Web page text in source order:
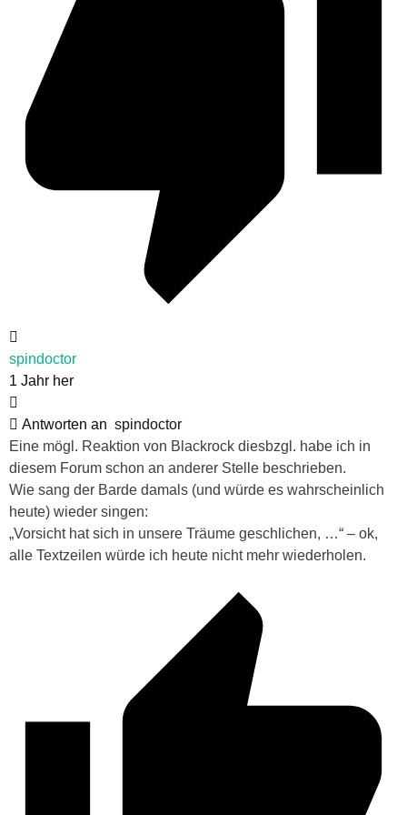
spindoctor
1 Jahr her
Antworten an spindoctor
Eine mögl. Reaktion von Blackrock diesbzgl. habe ich in
diesem Forum schon an anderer Stelle beschrieben.
Wie sang der Barde damals (und würde es wahrscheinlich
heute) wieder singen:
„Vorsicht hat sich in unsere Träume geschlichen, …“ – ok,
alle Textzeilen würde ich heute nicht mehr wiederholen.